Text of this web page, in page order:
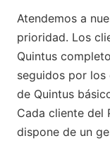
Atendemos a
prioridad. Los
Quintus
seguidos por los
de Quintus
Cada cliente del
dispone de un